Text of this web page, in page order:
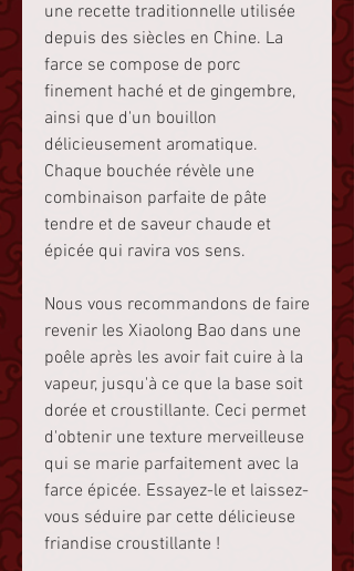
une recette traditionnelle utilisée
depuis des siècles en Chine. La
farce se compose de porc
finement haché et de gingembre,
ainsi que d'un bouillon
délicieusement aromatique.
Chaque bouchée révèle une
combinaison parfaite de pâte
tendre et de saveur chaude et
épicée qui ravira vos sens.
Nous vous recommandons de faire
revenir les Xiaolong Bao dans une
poêle après les avoir fait cuire à la
vapeur, jusqu'à ce que la base soit
dorée et croustillante. Ceci permet
d'obtenir une texture merveilleuse
qui se marie parfaitement avec la
farce épicée. Essayez-le et laissez-
vous séduire par cette délicieuse
friandise croustillante !